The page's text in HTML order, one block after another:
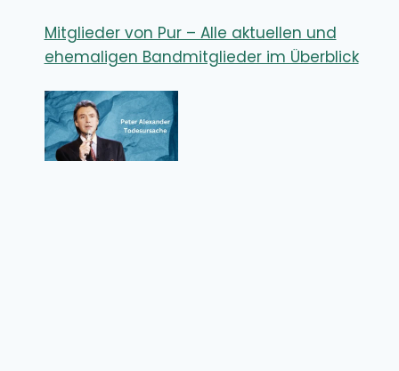
Mitglieder von Pur – Alle aktuellen und
ehemaligen Bandmitglieder im Überblick